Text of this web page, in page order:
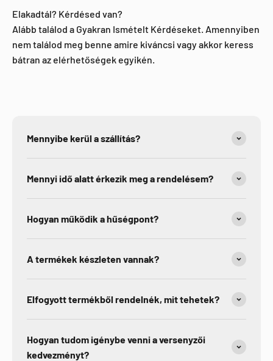
Elakadtál? Kérdésed van?
Alább találod a Gyakran Ismételt Kérdéseket. Amennyiben
nem találod meg benne amire kiváncsi vagy akkor keress
bátran az elérhetőségek egyikén.
Mennyibe kerül a szállítás?
Mennyi idő alatt érkezik meg a rendelésem?
Hogyan működik a hűségpont?
A termékek készleten vannak?
Elfogyott termékből rendelnék, mit tehetek?
Hogyan tudom igénybe venni a versenyzői
kedvezményt?